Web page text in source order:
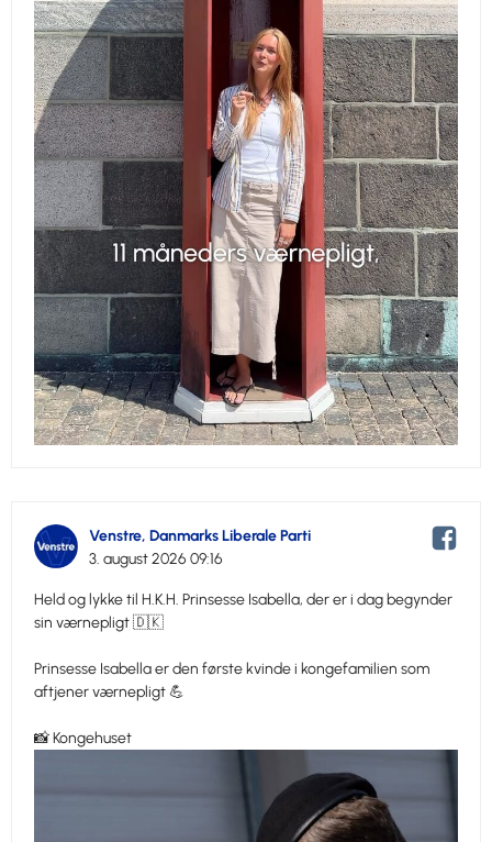
Venstre, Danmarks Liberale Parti
3. august 2026 09:16
Held og lykke til H.K.H. Prinsesse Isabella, der er i dag begynder
sin værnepligt 🇩🇰
Prinsesse Isabella er den første kvinde i kongefamilien som
aftjener værnepligt 💪
📸 Kongehuset